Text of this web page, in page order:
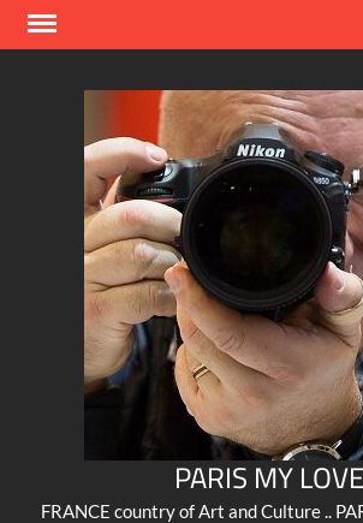
Skip
PARIS MY LOVE
FRANCE country of Art and Culture ..